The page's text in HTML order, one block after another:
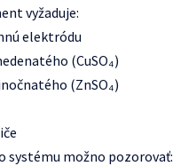
vyžaduje:
elektródu
(CuSO₄)
(ZnSO₄)
systému možno pozorovať: